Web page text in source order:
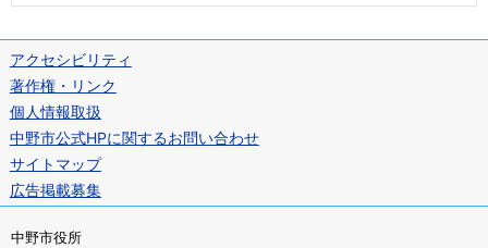
アクセシビリティ
著作権・リンク
個人情報取扱
中野市公式HPに関するお問い合わせ
サイトマップ
広告掲載募集
中野市役所